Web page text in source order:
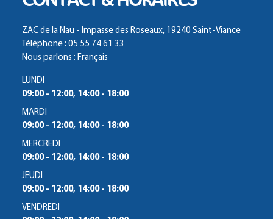
ZAC de la Nau - Impasse des Roseaux, 19240 Saint-Viance
Téléphone : 05 55 74 61 33
Nous parlons : Français
LUNDI
09:00 - 12:00, 14:00 - 18:00
MARDI
09:00 - 12:00, 14:00 - 18:00
MERCREDI
09:00 - 12:00, 14:00 - 18:00
JEUDI
09:00 - 12:00, 14:00 - 18:00
VENDREDI